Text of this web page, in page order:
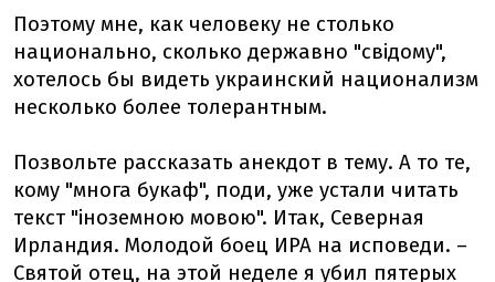
Поэтому мне, как человеку не столько
национально, сколько державно "свідому",
хотелось бы видеть украинский национализм
несколько более толерантным.
Позвольте рассказать анекдот в тему. А то те,
кому "многа букаф", поди, уже устали читать
текст "іноземною мовою". Итак, Северная
Ирландия. Молодой боец ИРА на исповеди. –
Святой отец, на этой неделе я убил пятерых